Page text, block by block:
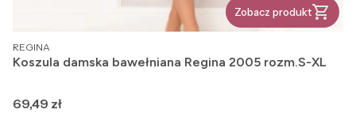
Zobacz produkt
PRODUCENT
REGINA
Koszula damska bawełniana Regina 2005 rozm.S-XL
Cena
69,49 zł